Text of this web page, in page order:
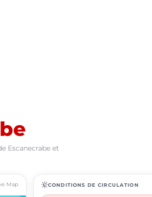
Escanecrabe et
Map routineCONDITIONS DE CIRCULATION